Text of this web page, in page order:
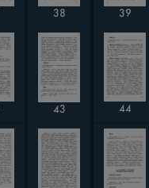
38 39
43 44